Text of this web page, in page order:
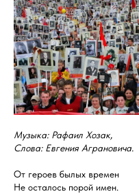
Музыка: Рафаил Хозак,
Слова: Евгения Аграновича.
От героев былых времен
Не осталось порой имен.